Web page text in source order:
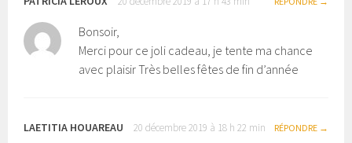
Bonsoir,
Merci pour ce joli cadeau, je tente ma chance
avec plaisir Très belles fêtes de fin d’année
LAETITIA HOUAREAU 20 décembre 2019 à 18 h 22 min RÉPONDRE